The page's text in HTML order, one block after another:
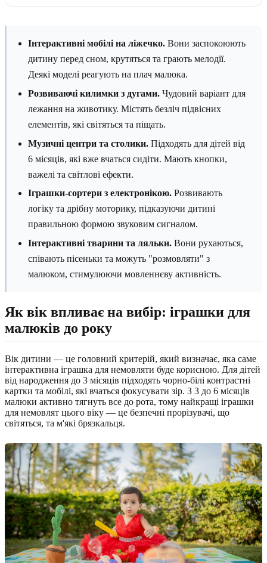
Інтерактивні мобілі на ліжечко. Вони заспокоюють
дитину перед сном, крутяться та грають мелодії.
Деякі моделі реагують на плач малюка.
Розвиваючі килимки з дугами. Чудовий варіант для
лежання на животику. Містять безліч підвісних
елементів, які світяться та піщать.
Музичні центри та столики. Підходять для дітей від
6 місяців, які вже вчаться сидіти. Мають кнопки,
важелі та світлові ефекти.
Іграшки-сортери з електронікою. Розвивають
логіку та дрібну моторику, підказуючи дитині
правильною формою звуковим сигналом.
Інтерактивні тварини та ляльки. Вони рухаються,
співають пісеньки та можуть "розмовляти" з
малюком, стимулюючи мовленнєву активність.
Як вік впливає на вибір: іграшки для
малюків до року
Вік дитини — це головний критерій, який визначає, яка саме
інтерактивна іграшка для немовляти буде корисною. Для дітей
від народження до 3 місяців підходять чорно-білі контрастні
картки та мобілі, які вчаться фокусувати зір. З 3 до 6 місяців
малюки активно тягнуть все до рота, тому найкращі іграшки
для немовлят цього віку — це безпечні прорізувачі, що
світяться, та м'які брязкальця.